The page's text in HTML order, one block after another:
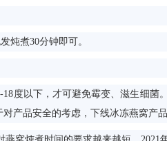
炖煮30分钟即可。
度以下，才可避免霉变、滋生细菌
产品安全的考虑，下线冰冻燕窝产品
窝炖煮时间的要求越来越短，2021